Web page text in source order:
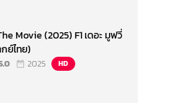
Movie (2025) F1 เดอะ มูฟวี่
ย์ไทย)
2025 HD